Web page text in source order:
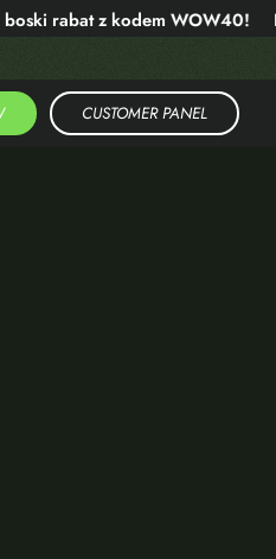
rabat z kodem WOW40!
CUSTOMER PANEL